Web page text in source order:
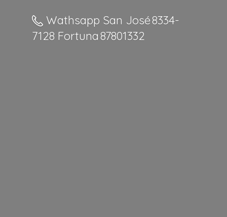
Wathsapp San José 8334-
7128 Fortuna 87801332